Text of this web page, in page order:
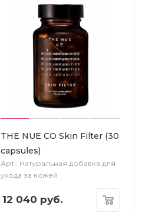
THE NUE CO Skin Filter (30
capsules)
Арт.: Натуральная добавка для
ухода за кожей
12 040 руб.